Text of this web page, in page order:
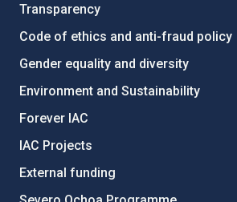
Transparency
Code of ethics and anti-fraud policy
Gender equality and diversity
Environment and Sustainability
Forever IAC
IAC Projects
External funding